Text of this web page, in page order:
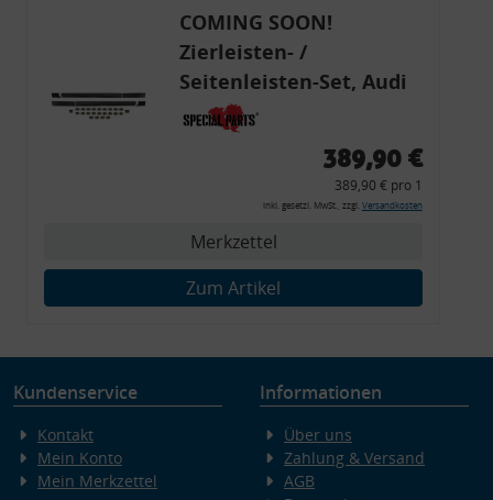
COMING SOON!
Zierleisten- /
Seitenleisten-Set, Audi
80 Cabrio, Coupe, S2, (6x
Zierleiste, 2x Kappe,
Montagewerkzeug)
389,90 €
389,90 € pro 1
inkl. gesetzl. MwSt., zzgl. Versandkosten
Merkzettel
Zum Artikel
Kundenservice
Kontakt
Mein Konto
Mein Merkzettel
Informationen
Über uns
Zahlung & Versand
AGB